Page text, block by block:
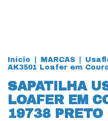
Início MARCAS
AK3501 Loafer em
SAPATILHA
LOAFER EM
19738 PRETO